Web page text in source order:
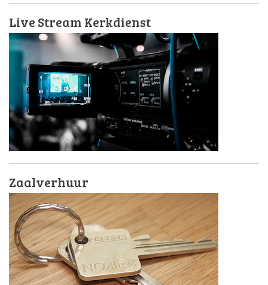
Live Stream Kerkdienst
Zaalverhuur